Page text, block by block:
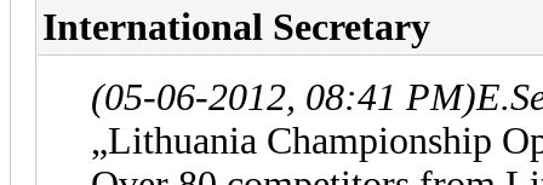
International Secretary
(05-06-2012, 08:41 PM)
„Lithuania Championship